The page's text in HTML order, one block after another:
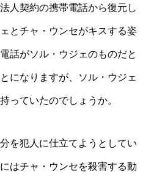
人契約の携帯電話から復元し
とチャ・ウンセがキスする姿
話がソル・ウジェのものだと
になりますが、ソル・ウジェ
っていたのでしょうか。
を犯人に仕立てようとしてい
はチャ・ウンセを殺害する動